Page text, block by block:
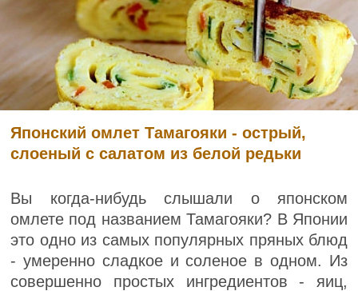
Японский омлет Тамагояки - острый,
слоеный с салатом из белой редьки
Вы когда-нибудь слышали о японском
омлете под названием Тамагояки? В Японии
это одно из самых популярных пряных блюд
- умеренно сладкое и соленое в одном. Из
совершенно простых ингредиентов - яиц,